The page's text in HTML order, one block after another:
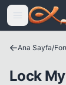
Icerige atla
Ana Sayfa/
Lock